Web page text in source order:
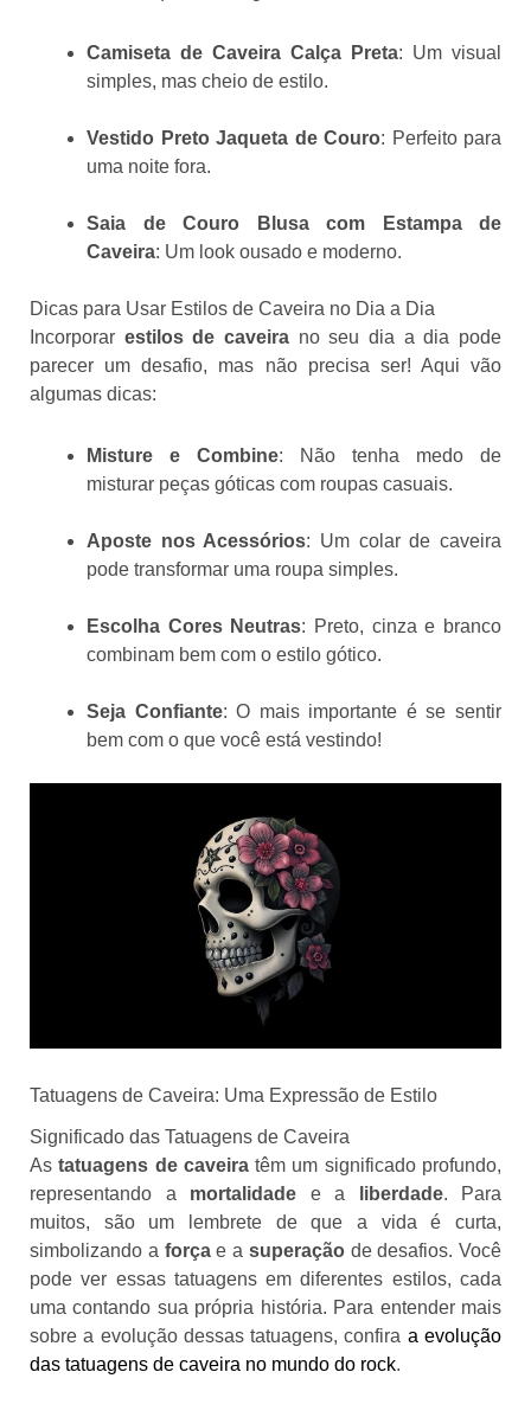
Camiseta de Caveira Calça Preta: Um visual
simples, mas cheio de estilo.
Vestido Preto Jaqueta de Couro: Perfeito para
uma noite fora.
Saia de Couro Blusa com Estampa de
Caveira: Um look ousado e moderno.
Dicas para Usar Estilos de Caveira no Dia a Dia
Incorporar estilos de caveira no seu dia a dia pode
parecer um desafio, mas não precisa ser! Aqui vão
algumas dicas:
Misture e Combine: Não tenha medo de
misturar peças góticas com roupas casuais.
Aposte nos Acessórios: Um colar de caveira
pode transformar uma roupa simples.
Escolha Cores Neutras: Preto, cinza e branco
combinam bem com o estilo gótico.
Seja Confiante: O mais importante é se sentir
bem com o que você está vestindo!
Tatuagens de Caveira: Uma Expressão de Estilo
Significado das Tatuagens de Caveira
Astatuagens de caveiratêm um significado profundo,
representando a mortalidade e a liberdade. Para
muitos, são um lembrete de que a vida é curta,
simbolizando a forçae a superaçãode desafios. Você
pode ver essas tatuagens em diferentes estilos, cada
uma contando sua própria história. Para entender mais
sobre a evolução dessas tatuagens, confira a evolução
das tatuagens de caveira no mundo do rock.